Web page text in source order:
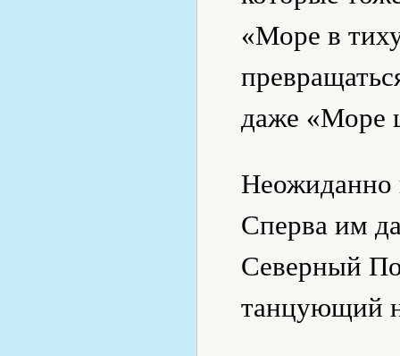
«Море в
даже «Море
Неожиданно
Сперва им
Северный
танцующий